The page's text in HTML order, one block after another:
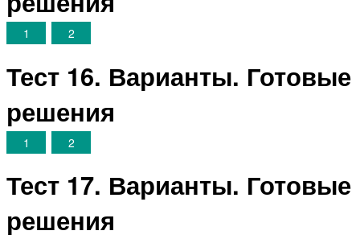
1 2
Тест 16. Варианты. Готовые
решения
1 2
Тест 17. Варианты. Готовые
решения